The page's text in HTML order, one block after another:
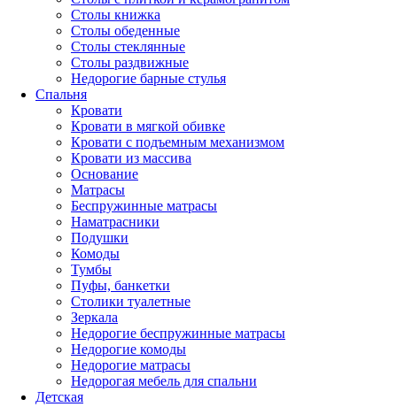
Столы книжка
Столы обеденные
Столы стеклянные
Столы раздвижные
Недорогие барные стулья
Спальня
Кровати
Кровати в мягкой обивке
Кровати с подъемным механизмом
Кровати из массива
Основание
Матрасы
Беспружинные матрасы
Наматрасники
Подушки
Комоды
Тумбы
Пуфы, банкетки
Столики туалетные
Зеркала
Недорогие беспружинные матрасы
Недорогие комоды
Недорогие матрасы
Недорогая мебель для спальни
Детская